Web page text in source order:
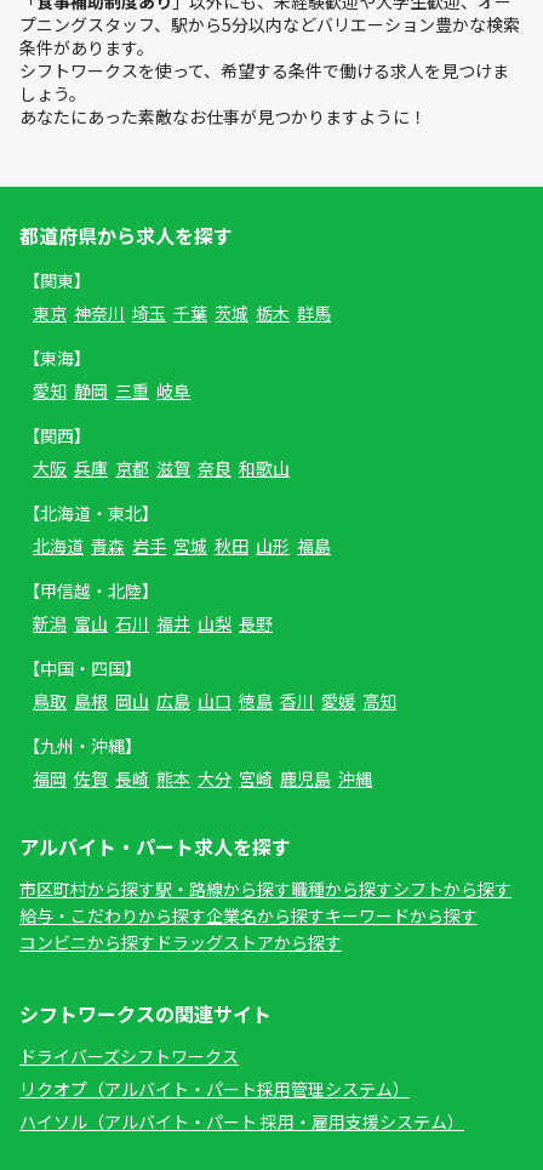
プニングスタッフ、駅から5分以内などバリエーション豊かな検索
条件があります。
シフトワークスを使って、希望する条件で働ける求人を見つけま
しょう。
あなたにあった素敵なお仕事が見つかりますように！
都道府県から求人を探す
【関東】
東京 神奈川 埼玉 千葉 茨城 栃木 群馬
【東海】
愛知 静岡 三重 岐阜
【関西】
大阪 兵庫 京都 滋賀 奈良 和歌山
【北海道・東北】
北海道 青森 岩手 宮城 秋田 山形 福島
【甲信越・北陸】
新潟 富山 石川 福井 山梨 長野
【中国・四国】
鳥取 島根 岡山 広島 山口 徳島 香川 愛媛 高知
【九州・沖縄】
福岡 佐賀 長崎 熊本 大分 宮崎 鹿児島 沖縄
アルバイト・パート求人を探す
市区町村から探す駅・路線から探す職種から探すシフトから探す
給与・こだわりから探す企業名から探すキーワードから探す
コンビニから探す ドラッグストアから探す
シフトワークスの関連サイト
ドライバーズシフトワークス
リクオプ（アルバイト・パート採用管理システム）
ハイソル（アルバイト・パート 採用・雇用支援システム）